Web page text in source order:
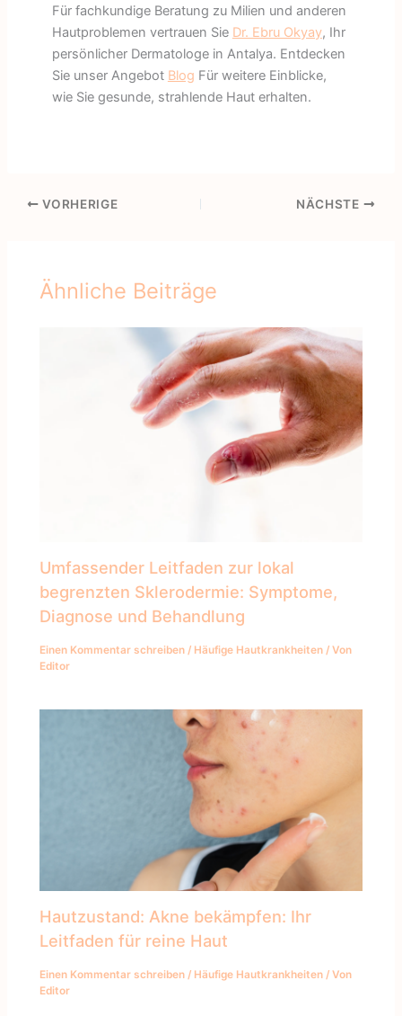
Für fachkundige Beratung zu Milien und anderen
Hautproblemen vertrauen Sie Dr. Ebru Okyay, Ihr
persönlicher Dermatologe in Antalya. Entdecken
Sie unser Angebot Blog Für weitere Einblicke,
wie Sie gesunde, strahlende Haut erhalten.
VORHERIGE NÄCHSTE
Ähnliche Beiträge
Umfassender Leitfaden zur lokal
begrenzten Sklerodermie: Symptome,
Diagnose und Behandlung
Einen Kommentar schreiben / Häufige Hautkrankheiten / Von
Editor
Hautzustand: Akne bekämpfen: Ihr
Leitfaden für reine Haut
Einen Kommentar schreiben / Häufige Hautkrankheiten / Von
Editor